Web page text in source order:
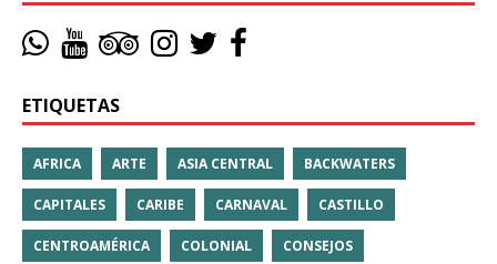
ETIQUETAS
AFRICA ARTE ASIA CENTRAL BACKWATERS
CAPITALES CARIBE CARNAVAL CASTILLO
CENTROAMÉRICA COLONIAL CONSEJOS